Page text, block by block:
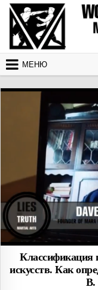
Перейти к
МЕНЮ
Классификация
искусств. Как
В.